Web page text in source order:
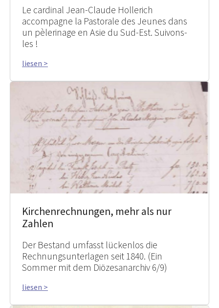
Le cardinal Jean-Claude Hollerich
accompagne la Pastorale des Jeunes dans
un pèlerinage en Asie du Sud-Est. Suivons-
les !
liesen >
Kirchenrechnungen, mehr als nur
Zahlen
Der Bestand umfasst lückenlos die
Rechnungsunterlagen seit 1840. (Ein
Sommer mit dem Diözesanarchiv 6/9)
liesen >